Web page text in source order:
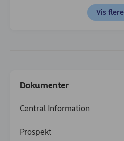
Finans
Vis flere
Dokumenter
Central Information
(opens in new window)
Prospekt
(opens in new window)